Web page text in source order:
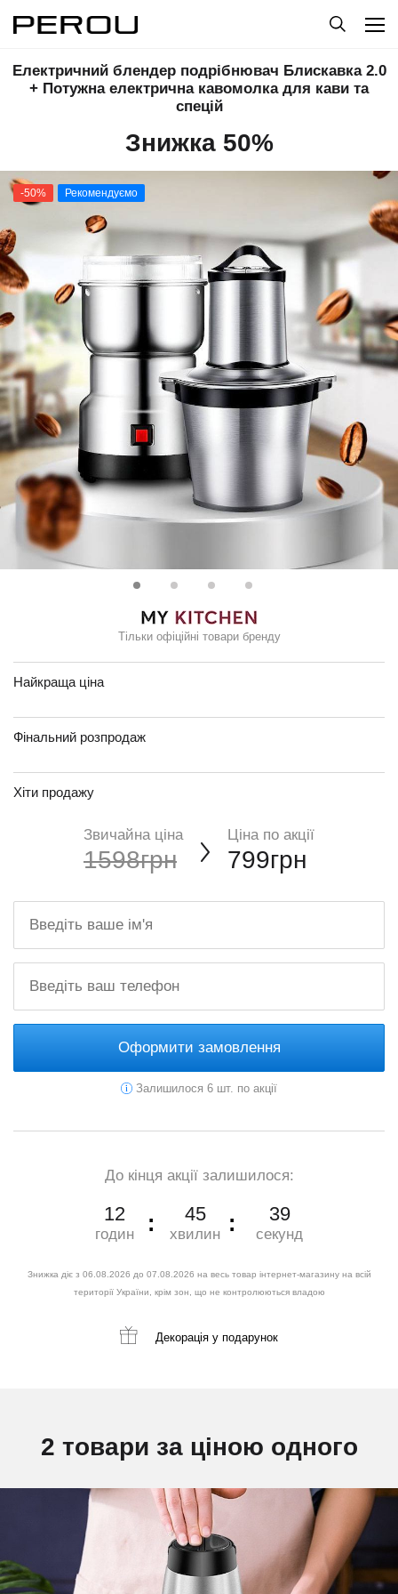
Електричний блендер подрібнювач Блискавка 2.0
+ Потужна електрична кавомолка для кави та
спецій
Знижка 50%
-50% Рекомендуємо
Тільки офіційні товари бренду
Найкраща ціна
Фінальний розпродаж
Хіти продажу
Звичайна ціна
1598грн
Ціна по акції
799грн
Оформити замовлення
Залишилося 6 шт. по акції
До кінця акції залишилося:
12
годин
45
хвилин
37
секунд
Знижка діє з 06.08.2026 до 07.08.2026 на весь товар інтернет-магазину на всій
території України, крім зон, що не контролюються владою
Декорація у подарунок
2 товари за ціною одного